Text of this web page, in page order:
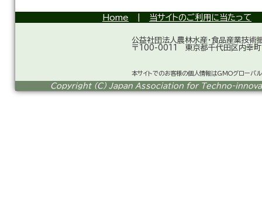
Home 当サイトのご利用に当たって
公益社団法人農林水産・食品産業技術
〒100-0011 東京都千代田区内幸
本サイトでのお客様の個人情報はGMOグローバ
Copyright (C) Japan Association for Techno-